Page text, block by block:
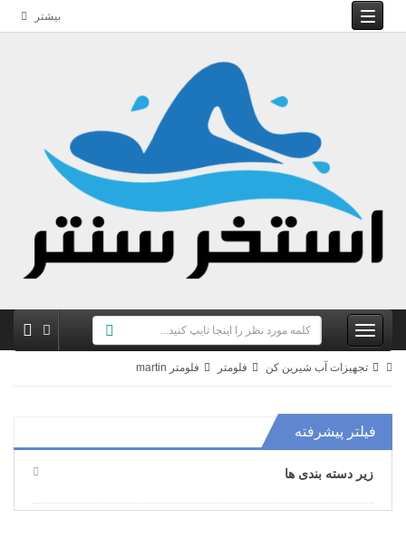
بیشتر
تجهیزات آب شیرین کن فلومتر فلومتر martin
فیلتر پیشرفته
زیر دسته بندی ها